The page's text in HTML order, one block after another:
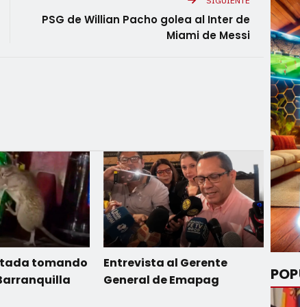
PSG de Willian Pacho golea al Inter de
Miami de Messi
tomando
Entrevista al Gerente
General de Emapag